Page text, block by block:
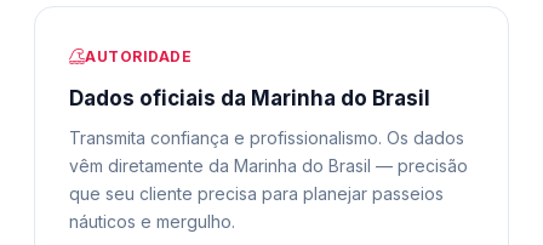
AUTORIDADE
Dados oficiais da Marinha do Brasil
Transmita confiança e profissionalismo. Os dados
vêm diretamente da Marinha do Brasil — precisão
que seu cliente precisa para planejar passeios
náuticos e mergulho.